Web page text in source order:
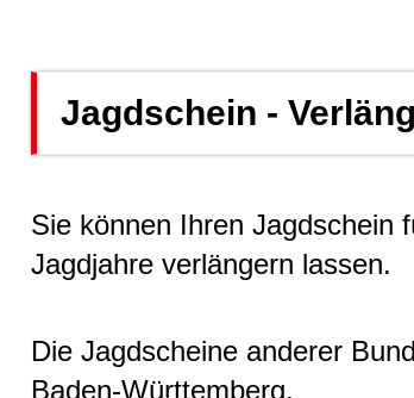
Jagdschein -
Sie können Ihren Jagdschein
Jagdjahre verlängern lassen.
Die Jagdscheine anderer
Baden-Württemberg.